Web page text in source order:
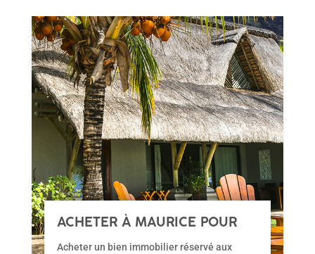
certainement le statut qui vous conviendra.
ACHETER À MAURICE POUR
ÊTRE RÉSIDENT
Acheter un bien immobilier réservé aux